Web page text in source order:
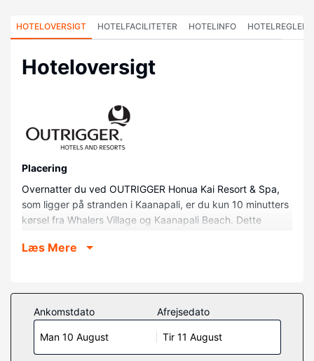
HOTELOVERSIGT HOTELFACILITETER HOTELINFO HOTELREGLER
Hoteloversigt
Placering
Overnatter du ved OUTRIGGER Honua Kai Resort & Spa,
som ligger på stranden i Kaanapali, er du kun 10 minutters
kørsel fra Whalers Village og Kaanapali Beach. Dette
og 0,7 km fra Keka'a Beach.
Føl dig hjemme i et af de 206 værelser, der indeholder
køkken med køleskab/fryser i fuld størrelse og ovn.
Værelserne har privat møbleret hawaiiansk terrasse. Et
fladskærms-tv med kabelkanaler sørger for
underholdningen, og der tilbydes desuden en dvd-
Læs Mere
Ankomstdato
Man 10 August
Afrejsedato
Tir 11 August